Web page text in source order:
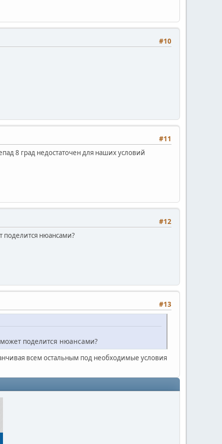
#10
#11
8 град недостаточен для наших условий
#12
поделится нюансами?
#13
поделится нюансами?
всем остальным под необходимые условия